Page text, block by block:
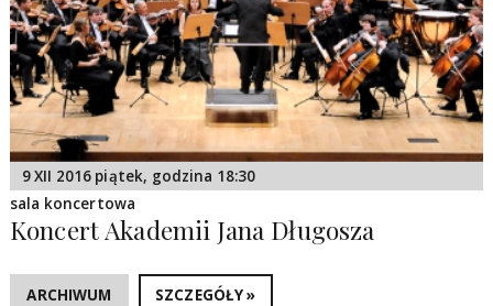
9 XII 2016 piątek, godzina 18:30
sala koncertowa
Koncert Akademii Jana Długosza
ARCHIWUM SZCZEGÓŁY »